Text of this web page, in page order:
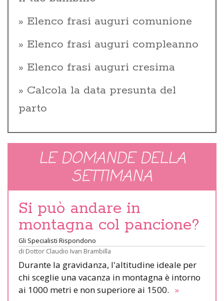
Elenco frasi auguri comunione
Elenco frasi auguri compleanno
Elenco frasi auguri cresima
Calcola la data presunta del
parto
LE DOMANDE DELLA
SETTIMANA
Si può andare in
montagna col pancione?
Gli Specialisti Rispondono
di Dottor Claudio Ivan Brambilla
Durante la gravidanza, l'altitudine ideale per
chi sceglie una vacanza in montagna è intorno
ai 1000 metri e non superiore ai 1500. »